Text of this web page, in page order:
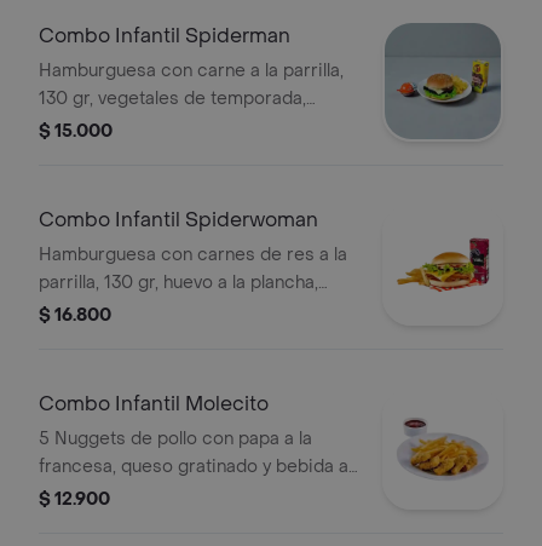
Combo Infantil Spiderman
Hamburguesa con carne a la parrilla,
130 gr, vegetales de temporada,
queso de la casa, acompañada de
$ 15.000
Combo Infantil Spiderwoman
Hamburguesa con carnes de res a la
parrilla, 130 gr, huevo a la plancha,
plátano maduro, queso de la casa,
$ 16.800
Combo Infantil Molecito
5 Nuggets de pollo con papa a la
francesa, queso gratinado y bebida a
elegir.
$ 12.900